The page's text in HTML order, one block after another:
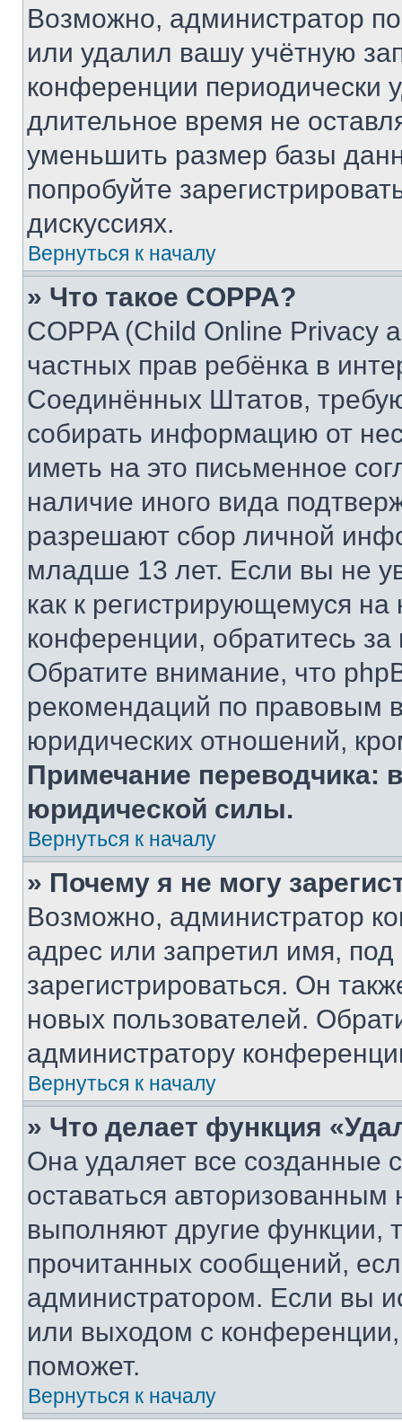
Возможно, администратор
или удалил вашу учётную
конференции периодически
длительное время не
уменьшить размер базы
попробуйте
дискуссиях.
Вернуться к началу
» Что такое COPPA?
COPPA (Child Online Privacy
частных прав ребёнка в
Соединённых Штатов,
собирать информацию от
иметь на это письменное
наличие иного вида
разрешают сбор личной
младше 13 лет. Если вы не
как к регистрирующемуся
конференции, обратитесь
Обратите внимание, что
рекомендаций по правовым
юридических отношений,
Примечание переводчика:
юридической силы.
Вернуться к началу
» Почему я не могу
Возможно, администратор
адрес или запретил имя,
зарегистрироваться. Он
новых пользователей.
администратору
Вернуться к началу
» Что делает функция
Она удаляет все созданные
оставаться
выполняют другие функции,
прочитанных сообщений,
администратором. Если вы
или выходом с
поможет.
Вернуться к началу